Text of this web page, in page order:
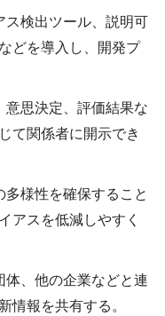
ス検出ツール、説明可
どを導入し、開発プ
意思決定、評価結果な
て関係者に開示でき
多様性を確保すること
アスを低減しやすく
体、他の企業などと連
情報を共有する。